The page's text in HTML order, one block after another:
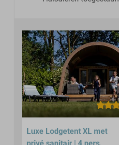
Luxe Lodgetent XL met